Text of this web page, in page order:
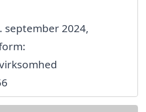
september 2024,